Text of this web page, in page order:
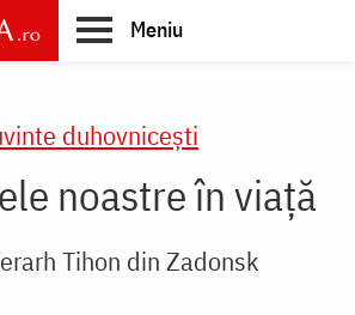
Meniu
duhovnicești
noastre în viață
Tihon din Zadonsk